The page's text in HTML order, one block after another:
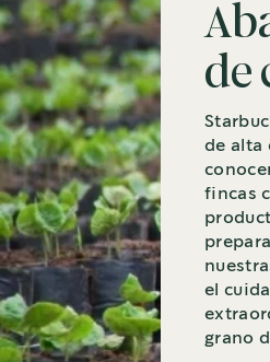
de
de alta
fincas
el
grano